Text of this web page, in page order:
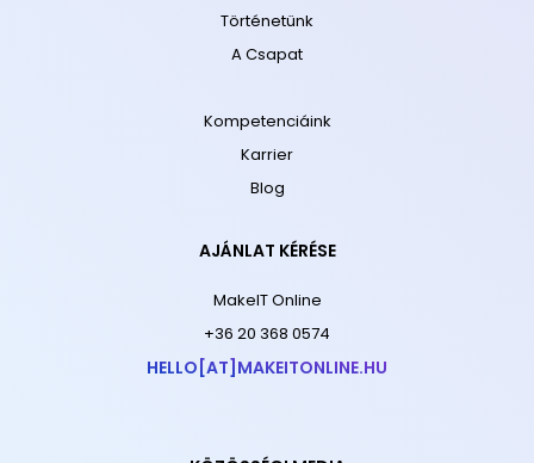
Történetünk
A Csapat
Kompetenciáink
Karrier
Blog
AJÁNLAT KÉRÉSE
MakeIT Online
+36 20 368 0574
HELLO[AT]MAKEITONLINE.HU